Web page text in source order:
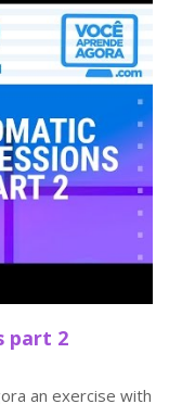
part 2
an exercise with